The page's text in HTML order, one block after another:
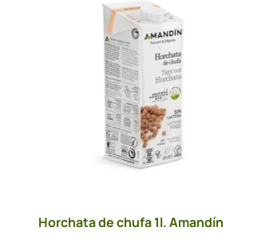
Horchata de chufa 1l. Amandín